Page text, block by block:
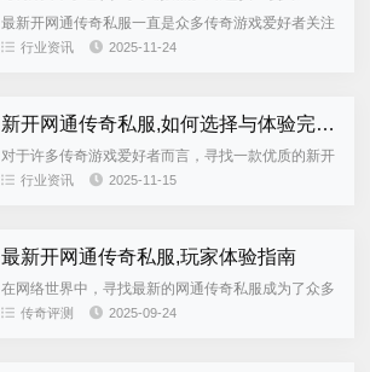
最新开网通传奇私服一直是众多传奇游戏爱好者关注
的焦点，本文将全面解析当前最受欢迎的网通传奇私
行业资讯 2025-11-24
新开网通传奇私服,如何选择与体验完整攻略
对于许多传奇游戏爱好者而言，寻找一款优质的新开
网通传奇私服成为当前游戏体验的首要任务。本文将
行业资讯 2025-11-15
最新开网通传奇私服,玩家体验指南
在网络世界中，寻找最新的网通传奇私服成为了众多
玩家的共同追求。本文将为您详细解析如何找到并享
传奇评测 2025-09-24